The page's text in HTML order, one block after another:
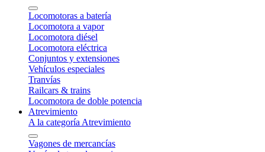
Locomotoras a batería
Locomotora a vapor
Locomotora diésel
Locomotora eléctrica
Conjuntos y extensiones
Vehículos especiales
Tranvías
Railcars & trains
Locomotora de doble potencia
Atrevimiento
A la categoría Atrevimiento
Vagones de mercancías